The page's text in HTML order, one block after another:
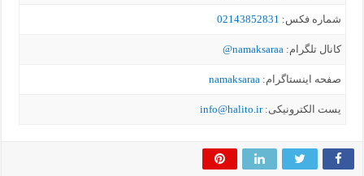
شماره فکس: 02143852831
کانال تلگرام:namaksaraa@
صفحه اینستاگرام:namaksaraa
یست الکترونیکی:info@halito.ir